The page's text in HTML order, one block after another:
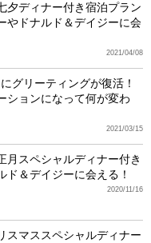
夕ディナー付き宿泊プラン
やドナルド＆デイジーに会
2021/04/08
グリーティングが復活！
ションになって何が変わ
2021/03/15
月スペシャルディナー付き
＆デイジーに会える！
2020/11/16
スマススペシャルディナー